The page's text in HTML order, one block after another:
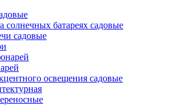
солнечных батареях садовые
садовые
освещения садовые